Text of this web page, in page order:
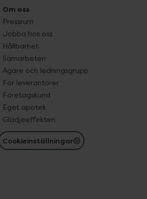
Om oss
Pressrum
Jobba hos oss
Hållbarhet
Samarbeten
Ägare och ledningsgrupp
För leverantörer
Företagskund
Eget apotek
Glädjeeffekten
Cookieinställningar